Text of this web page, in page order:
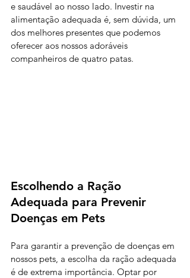
e saudável ao nosso lado. Investir na
alimentação adequada é, sem dúvida, um
dos melhores presentes que podemos
oferecer aos nossos adoráveis
companheiros de quatro patas.
Escolhendo a Ração
Adequada para Prevenir
Doenças em Pets
Para garantir a prevenção de doenças em
nossos pets, a escolha da ração adequada
é de extrema importância. Optar por